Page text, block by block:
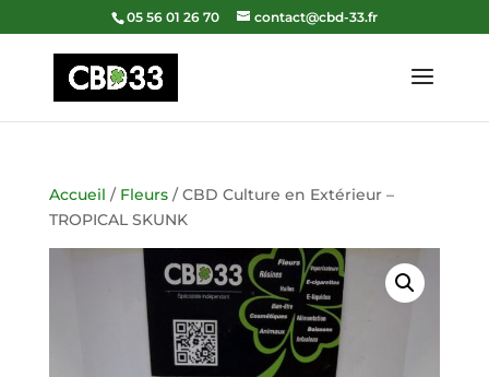
05 56 01 26 70 contact@cbd-33.fr
Accueil / Fleurs/ CBD Culture en Extérieur –
TROPICAL SKUNK